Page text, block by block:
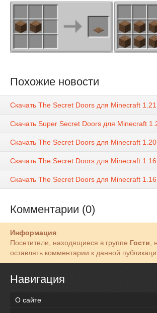
Похожие новости
Скачать The Secret Doors для Minecraft
Скачать Super Secret Doors для Minecraft
Скачать The Secret Doors для Minecraft
Скачать The Secret Doors для Minecraft
Скачать The Secret Doors для Minecraft
Комментарии (0)
Информация
Посетители, находящиеся в группе Гости ,
оставлять комментарии к данной
Навигация
О сайте